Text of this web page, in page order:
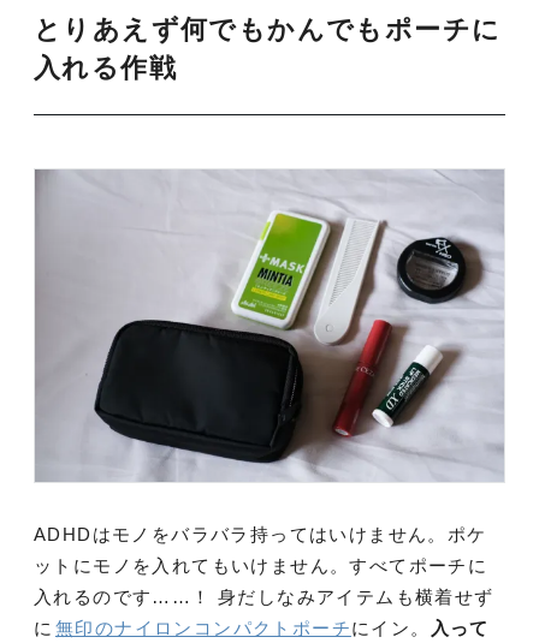
とりあえず何でもかんでもポーチに
入れる作戦
ADHDはモノをバラバラ持ってはいけません。ポケ
ットにモノを入れてもいけません。すべてポーチに
入れるのです……！ 身だしなみアイテムも横着せず
に 無印のナイロンコンパクトポーチにイン。
入って